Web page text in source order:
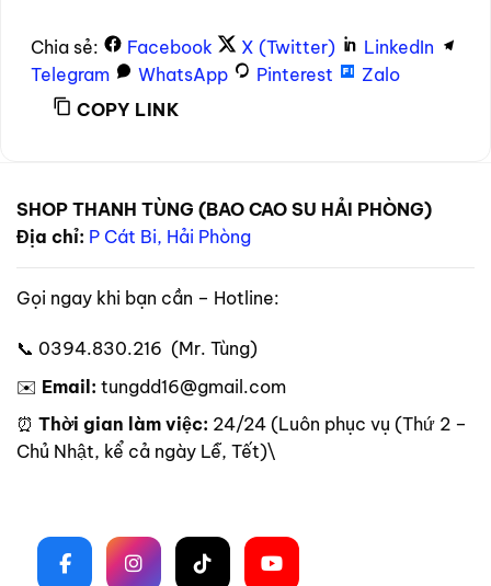
Chia sẻ: Facebook X (Twitter)
LinkedIn
Telegram
WhatsApp Pinterest
Zalo
COPY LINK
SHOP THANH TÙNG (BAO CAO SU HẢI PHÒNG)
Địa chỉ: P Cát Bi, Hải Phòng
Gọi ngay khi bạn cần – Hotline:
📞 0394.830.216 (Mr. Tùng)
✉️ Email: tungdd16@gmail.com
⏰ Thời gian làm việc: 24/24 (Luôn phục vụ (Thứ 2 –
Chủ Nhật, kể cả ngày Lễ, Tết)\